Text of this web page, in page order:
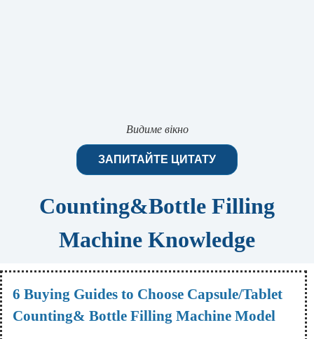
Видиме вікно
ЗАПИТАЙТЕ ЦИТАТУ
Counting&Bottle Filling
Machine Knowledge
6 Buying Guides to Choose Capsule/Tablet
Counting& Bottle Filling Machine Model